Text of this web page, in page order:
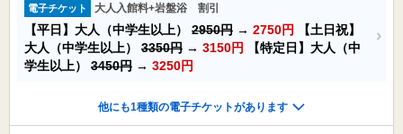
電子チケット 大人入館料+岩盤浴 割引
【平日】大人（中学生以上） 2950円 → 2750円
【土日祝】
大人（中学生以上） 3350円 → 3150円
【特定日】大人（中
学生以上） 3450円 → 3250円
他にも1種類の電子チケットがあります